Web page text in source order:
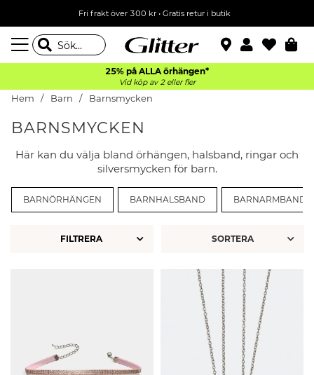
Fri frakt över 300 kr• Gratis retur i butik
25% på ALLA örhängen*
Vid köp av 2 eller fler
Hem Barn Barnsmycken
BARNSMYCKEN
Här kan du välja bland örhängen, halsband, ringar och
silversmycken för barn.
BARNÖRHÄNGEN BARNHALSBAND BARNARMBAND
FILTRERA